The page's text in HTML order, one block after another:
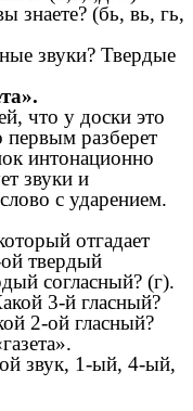
знаете? (бь, вь, гь,
звуки? Твердые
что у доски это
первым разберет
интонационно
звуки и
с ударением.
отгадает
ой твердый
согласный? (г).
3-й гласный?
2-ой гласный?
звук, 1-ый, 4-ый,